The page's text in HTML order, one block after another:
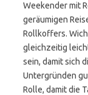
Weekender mit
geräumigen
Rollkoffers.
gleichzeitig
sein, damit sich
Untergründen
Rolle, damit die